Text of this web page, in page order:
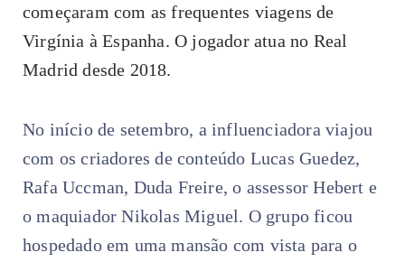
começaram com as frequentes viagens de
Virgínia à Espanha. O jogador atua no Real
Madrid desde 2018.
No início de setembro, a influenciadora viajou
com os criadores de conteúdo Lucas Guedez,
Rafa Uccman, Duda Freire, o assessor Hebert e
o maquiador Nikolas Miguel. O grupo ficou
hospedado em uma mansão com vista para o